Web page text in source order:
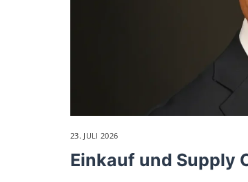
23. JULI 2026
Einkauf und Supply